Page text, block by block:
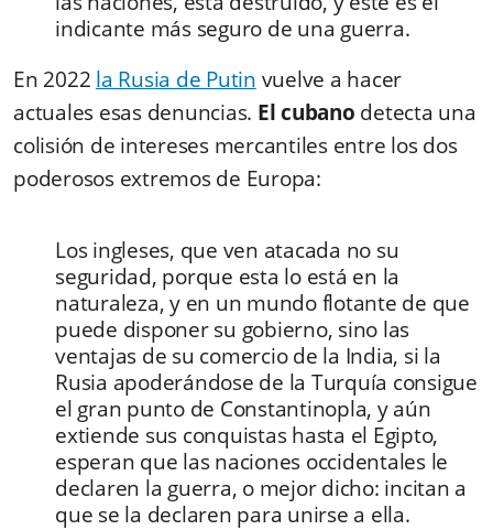
indicante más seguro de una guerra.
En 2022 la Rusia de Putin vuelve a hacer
actuales esas denuncias. El cubano detecta una
colisión de intereses mercantiles entre los dos
poderosos extremos de Europa:
Los ingleses, que ven atacada no su
seguridad, porque esta lo está en la
naturaleza, y en un mundo flotante de que
puede disponer su gobierno, sino las
ventajas de su comercio de la India, si la
Rusia apoderándose de la Turquía consigue
el gran punto de Constantinopla, y aún
extiende sus conquistas hasta el Egipto,
esperan que las naciones occidentales le
declaren la guerra, o mejor dicho: incitan a
que se la declaren para unirse a ella.